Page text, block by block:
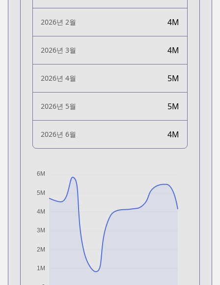
2026년 2월 4M
2026년 3월 4M
2026년 4월 5M
2026년 5월 5M
2026년 6월 4M